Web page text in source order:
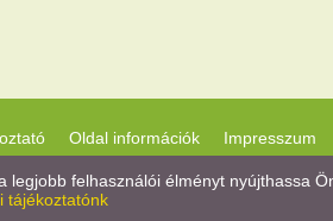
Oldal információk Impresszum
felhasználói élményt nyújthassa
tájékoztatónk